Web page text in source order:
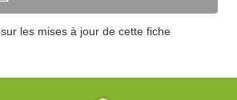
les mises à jour de cette fiche